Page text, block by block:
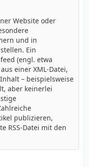
Website oder
und in
Ein
(engl. etwa
einer XML-Datei,
– beispielsweise
aber keinerlei
publizieren,
RSS-Datei mit den